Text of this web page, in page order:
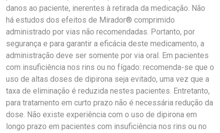
danos ao paciente, inerentes à retirada da medicação. Não
há estudos dos efeitos de Mirador® comprimido
administrado por vias não recomendadas. Portanto, por
segurança e para garantir a eficácia deste medicamento, a
administração deve ser somente por via oral. Em pacientes
com insuficiência nos rins ou no fígado: recomenda-se que o
uso de altas doses de dipirona seja evitado, uma vez que a
taxa de eliminação é reduzida nestes pacientes. Entretanto,
para tratamento em curto prazo não é necessária redução da
dose. Não existe experiência com o uso de dipirona em
longo prazo em pacientes com insuficiência nos rins ou no